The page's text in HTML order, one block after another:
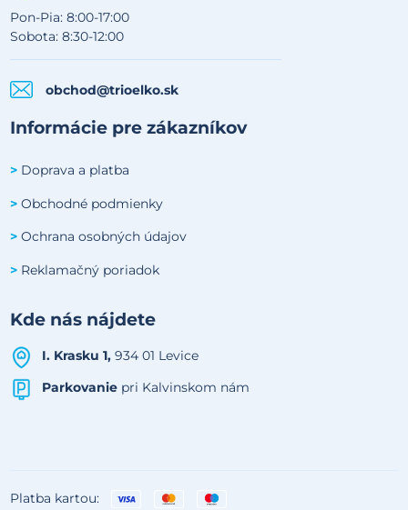
Pon-Pia: 8:00-17:00
Sobota: 8:30-12:00
obchod@trioelko.sk
Informácie pre zákazníkov
> Doprava a platba
> Obchodné podmienky
> Ochrana osobných údajov
> Reklamačný poriadok
Kde nás nájdete
I. Krasku 1,934 01 Levice
Parkovanie pri Kalvinskom nám
Platba kartou: